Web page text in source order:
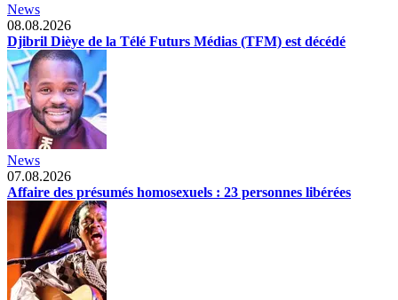
News
08.08.2026
Djibril Dièye de la Télé Futurs Médias (TFM) est décédé
News
07.08.2026
Affaire des présumés homosexuels : 23 personnes libérées